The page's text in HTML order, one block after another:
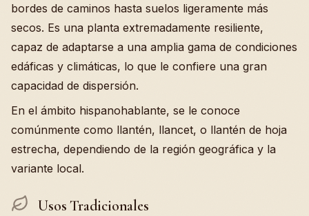
bordes de caminos hasta suelos ligeramente más
secos. Es una planta extremadamente resiliente,
capaz de adaptarse a una amplia gama de condiciones
edáficas y climáticas, lo que le confiere una gran
capacidad de dispersión.
En el ámbito hispanohablante, se le conoce
comúnmente como llantén, llancet, o llantén de hoja
estrecha, dependiendo de la región geográfica y la
variante local.
Usos Tradicionales